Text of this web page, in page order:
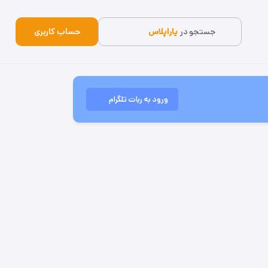
جستجو در یاراپلاس حساب کاربری
ورود به ربات تلگرام